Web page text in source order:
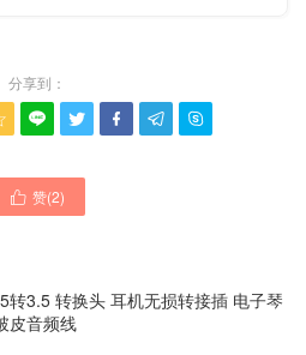
分享到：
    
 赞(2)
转3.5 转换头 耳机无损转接插 电子琴
皮音频线